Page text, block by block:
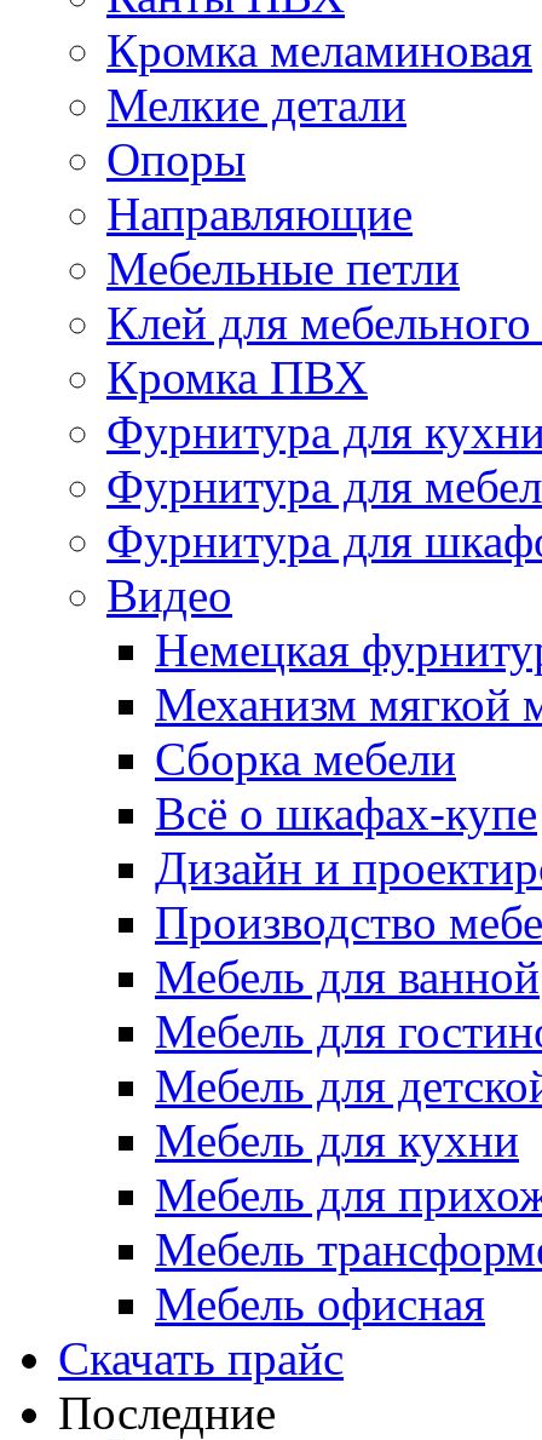
Кромка меламиновая
Мелкие детали
Опоры
Направляющие
Мебельные петли
Клей для мебельного
Кромка ПВХ
Фурнитура для
Фурнитура для
Фурнитура для
Видео
Немецкая
Механизм мягкой
Сборка мебели
Всё о шкафах-купе
Дизайн и
Производство
Мебель для ванной
Мебель для
Мебель для
Мебель для кухни
Мебель для
Мебель
Мебель офисная
Скачать прайс
Последние